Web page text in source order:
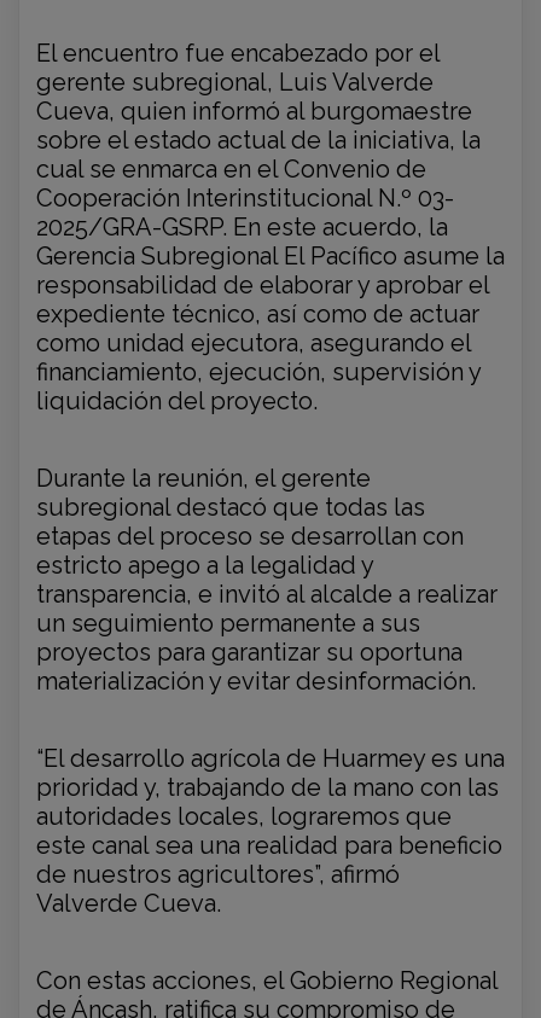
El encuentro fue encabezado por el
gerente subregional, Luis Valverde
Cueva, quien informó al burgomaestre
sobre el estado actual de la iniciativa, la
cual se enmarca en el Convenio de
Cooperación Interinstitucional N.º 03-
2025/GRA-GSRP. En este acuerdo, la
Gerencia Subregional El Pacífico asume la
responsabilidad de elaborar y aprobar el
expediente técnico, así como de actuar
como unidad ejecutora, asegurando el
financiamiento, ejecución, supervisión y
liquidación del proyecto.
Durante la reunión, el gerente
subregional destacó que todas las
etapas del proceso se desarrollan con
estricto apego a la legalidad y
transparencia, e invitó al alcalde a realizar
un seguimiento permanente a sus
proyectos para garantizar su oportuna
materialización y evitar desinformación.
“El desarrollo agrícola de Huarmey es una
prioridad y, trabajando de la mano con las
autoridades locales, lograremos que
este canal sea una realidad para beneficio
de nuestros agricultores”, afirmó
Valverde Cueva.
Con estas acciones, el Gobierno Regional
de Áncash, ratifica su compromiso de